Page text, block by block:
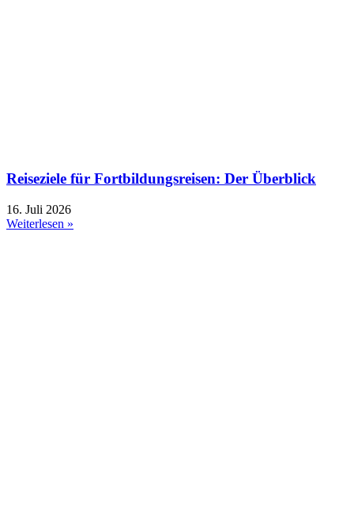
Reiseziele für Fortbildungsreisen: Der Überblick
16. Juli 2026
Weiterlesen »